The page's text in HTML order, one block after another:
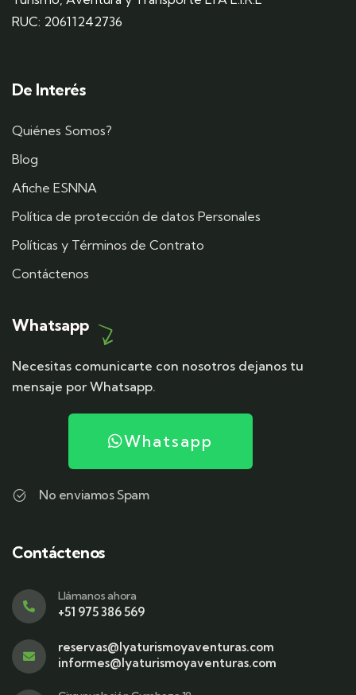
RUC: 20611242736
De Interés
Quiénes Somos?
Blog
Afiche ESNNA
Política de protección de datos Personales
Políticas y Términos de Contrato
Contáctenos
Whatsapp
Necesitas comunicarte con nosotros dejanos tu
mensaje por Whatsapp.
Whatsapp
No enviamos Spam
Contáctenos
Llámanos ahora
+51 975 386 569
reservas@lyaturismoyaventuras.com
informes@lyaturismoyaventuras.com